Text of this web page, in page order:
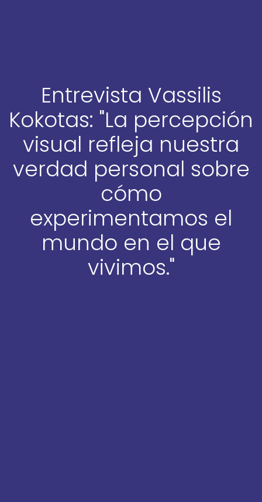
Entrevista Vassilis
Kokotas: "La percepción
visual refleja nuestra
verdad personal sobre
cómo
experimentamos el
mundo en el que
vivimos."